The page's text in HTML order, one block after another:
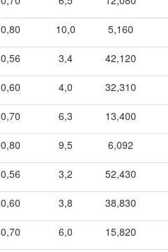
0,80 10,0 5,160
0,56 3,4 42,120
0,60 4,0 32,310
0,70 6,3 13,400
0,80 9,5 6,092
0,56 3,2 52,430
0,60 3,8 38,830
0,70 6,0 15,820